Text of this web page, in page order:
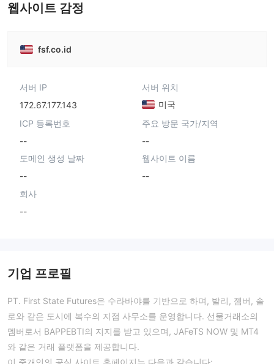
웹사이트 감정
fsf.co.id
서버 IP
172.67.177.143
서버 위치
미국
ICP 등록번호
--
주요 방문 국가/지역
--
도메인 생성 날짜
--
웹사이트 이름
--
회사
--
기업 프로필
PT. First State Futures은 수라바야를 기반으로 하며, 발리, 젬버, 솔
로와 같은 도시에 복수의 지점 사무소를 운영합니다. 선물거래소의
멤버로서 BAPPEBTI의 지지를 받고 있으며, JAFeTS NOW 및 MT4
와 같은 거래 플랫폼을 제공합니다.
이 중개인의 공식 사이트 홈페이지는 다음과 같습니다: